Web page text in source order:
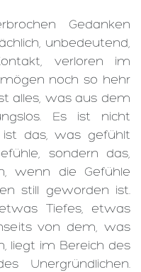
Gedanken
unbedeutend,
verloren im
mögen noch so hehr
alles, was aus dem
Es ist nicht
das, was gefühlt
sondern das,
wenn die Gefühle
still geworden ist.
Tiefes, etwas
von dem, was
liegt im Bereich des
Unergründlichen.